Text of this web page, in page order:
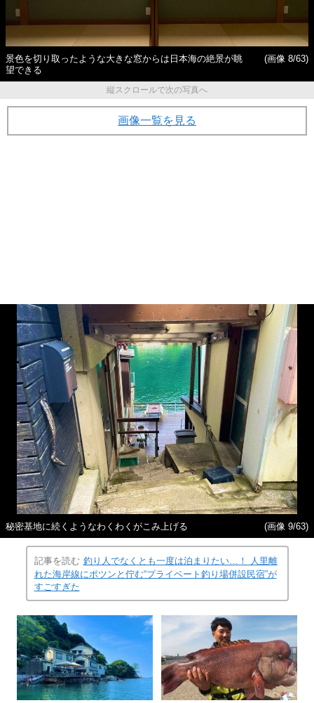
景色を切り取ったような大きな窓からは日本海の絶景が眺
望できる
(画像 8/63)
縦スクロールで次の写真へ
画像一覧を見る
秘密基地に続くようなわくわくがこみ上げる (画像 9/63)
記事を読む 釣り人でなくとも一度は泊まりたい…！ 人里離
れた海岸線にポツンと佇む“プライベート釣り場併設民宿”が
すごすぎた